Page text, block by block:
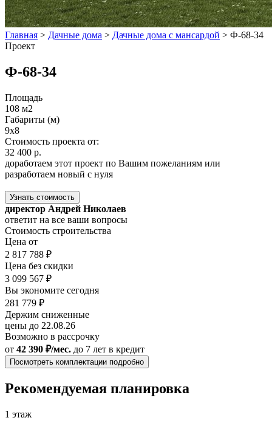
Главная > Дачные дома > Дачные дома с мансардой > Ф-68-34
Проект
Ф-68-34
Площадь
108 м2
Габариты (м)
9x8
Стоимость проекта от:
32 400 р.
доработаем этот проект по Вашим пожеланиям или
разработаем новый с нуля
Узнать стоимость
директор Андрей Николаев
ответит на все ваши вопросы
Стоимость строительства
Цена от
2 817 788 ₽
Цена без скидки
3 099 567 ₽
Вы экономите сегодня
281 779 ₽
Держим сниженные
цены до 22.08.26
Возможно в рассрочку
от 42 390 ₽/мес. до 7 лет в кредит
Посмотреть комплектации подробно
Рекомендуемая планировка
1 этаж